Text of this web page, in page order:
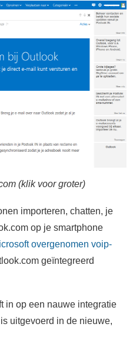
(klik voor groter)
importeren, chatten, je
op je smartphone
overgenomen voip-
geïntegreerd
in op een nauwe integratie
uitgevoerd in de nieuwe,